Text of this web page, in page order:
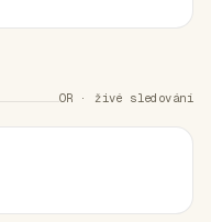
OR · živé sledování